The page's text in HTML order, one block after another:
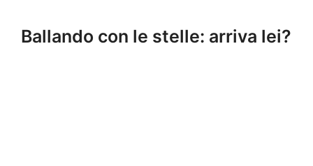
Ballando con le stelle: arriva lei?